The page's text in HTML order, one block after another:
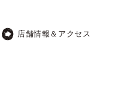
店舗情報＆アクセス